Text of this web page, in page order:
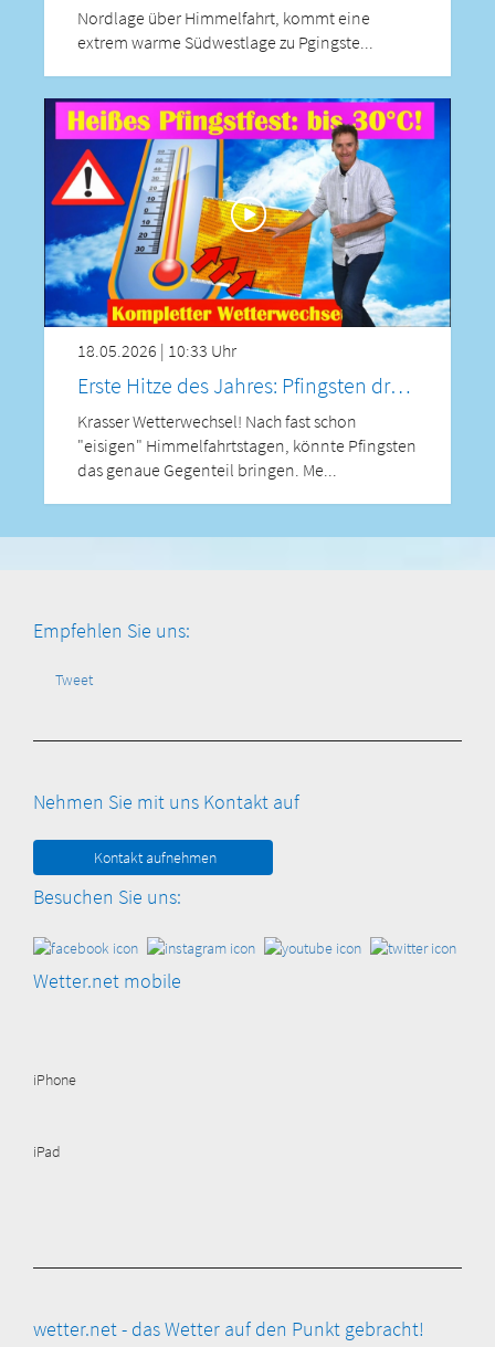
Nordlage über Himmelfahrt, kommt eine
extrem warme Südwestlage zu Pgingste...
18.05.2026 | 10:33 Uhr
Erste Hitze des Jahres: Pfingsten dreht voll auf – doch ein Modell hält dagegen!
Krasser Wetterwechsel! Nach fast schon
"eisigen" Himmelfahrtstagen, könnte Pfingsten
das genaue Gegenteil bringen. Me...
Empfehlen Sie uns:
Tweet
Nehmen Sie mit uns Kontakt auf
Kontakt aufnehmen
Besuchen Sie uns:
Wetter.net mobile
iPhone
iPad
wetter.net - das Wetter auf den Punkt gebracht!